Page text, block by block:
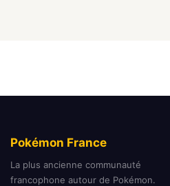
Pokémon France
La plus ancienne communauté
francophone autour de Pokémon.